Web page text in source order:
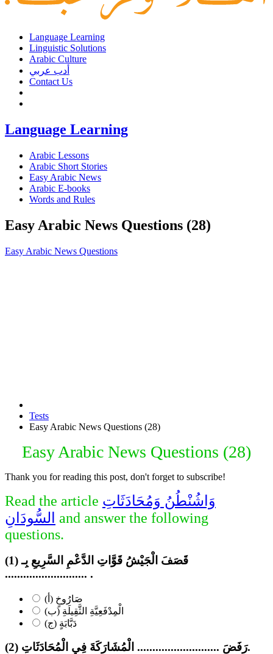
Language Learning
Linguistic Solutions
Arabic Culture
أدب عربي
Contact Us
Language Learning
Arabic Lessons
Arabic Short Stories
Easy Arabic News
Arabic E-books
Words and Rules
Easy Arabic News Questions (28)
Easy Arabic News Questions
Tests
Easy Arabic News Questions (28)
Easy Arabic News Questions (28)
Thank you for reading this post, don't forget to subscribe!
Read the article وَاشُنْطُنُ وَمُحَادَثَاتِ
السُّودَانِ and answer the following
questions.
(1) قَصَفَ الْجَيْشُ قَوَّاتِ الدَّعْمِ السَّرِيعِ بِـ
........................... .
(أ) صَارُوخٍ
(ب) الْمِدْفَعِيَّةِ الثَّقِيلَةِ
(ج) دَبَّابَةٍ
(2) رَفَضَ ........................... الْمُشَارَكَةَ فِي الْمُحَادَثَاتِ.